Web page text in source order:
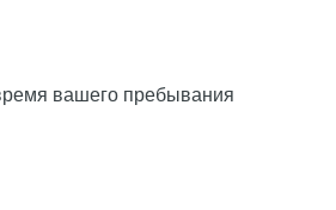
вашего пребывания